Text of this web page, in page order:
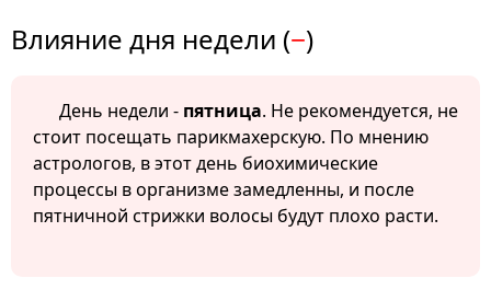
Влияние дня недели (−)
День недели - пятница. Не рекомендуется, не
стоит посещать парикмахерскую. По мнению
астрологов, в этот день биохимические
процессы в организме замедленны, и после
пятничной стрижки волосы будут плохо расти.